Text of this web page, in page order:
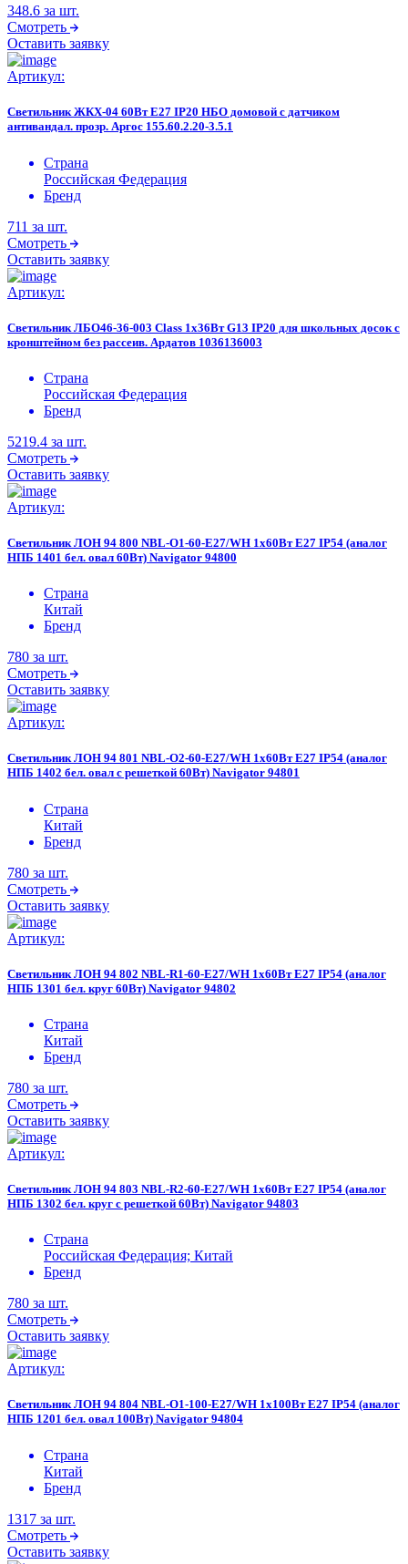
348.6 за шт.
Смотреть
Оставить заявку
Артикул:
Светильник ЖКХ-04 60Вт E27 IP20 НБО домовой с датчиком
антивандал. прозр. Аргос 155.60.2.20-3.5.1
Страна
Российская Федерация
Бренд
711 за шт.
Смотреть
Оставить заявку
Артикул:
Светильник ЛБО46-36-003 Class 1х36Вт G13 IP20 для школьных досок с
кронштейном без рассеив. Ардатов 1036136003
Страна
Российская Федерация
Бренд
5219.4 за шт.
Смотреть
Оставить заявку
Артикул:
Светильник ЛОН 94 800 NBL-O1-60-E27/WH 1х60Вт E27 IP54 (аналог
НПБ 1401 бел. овал 60Вт) Navigator 94800
Страна
Китай
Бренд
780 за шт.
Смотреть
Оставить заявку
Артикул:
Светильник ЛОН 94 801 NBL-O2-60-E27/WH 1х60Вт E27 IP54 (аналог
НПБ 1402 бел. овал с решеткой 60Вт) Navigator 94801
Страна
Китай
Бренд
780 за шт.
Смотреть
Оставить заявку
Артикул:
Светильник ЛОН 94 802 NBL-R1-60-E27/WH 1х60Вт E27 IP54 (аналог
НПБ 1301 бел. круг 60Вт) Navigator 94802
Страна
Китай
Бренд
780 за шт.
Смотреть
Оставить заявку
Артикул:
Светильник ЛОН 94 803 NBL-R2-60-E27/WH 1х60Вт E27 IP54 (аналог
НПБ 1302 бел. круг с решеткой 60Вт) Navigator 94803
Страна
Российская Федерация; Китай
Бренд
780 за шт.
Смотреть
Оставить заявку
Артикул:
Светильник ЛОН 94 804 NBL-O1-100-E27/WH 1х100Вт E27 IP54 (аналог
НПБ 1201 бел. овал 100Вт) Navigator 94804
Страна
Китай
Бренд
1317 за шт.
Смотреть
Оставить заявку